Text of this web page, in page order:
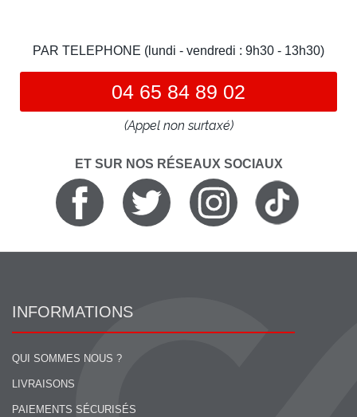
PAR TELEPHONE (lundi - vendredi : 9h30 - 13h30)
04 65 84 89 02
(Appel non surtaxé)
ET SUR NOS RÉSEAUX SOCIAUX
INFORMATIONS
QUI SOMMES NOUS ?
LIVRAISONS
PAIEMENTS SÉCURISÉS